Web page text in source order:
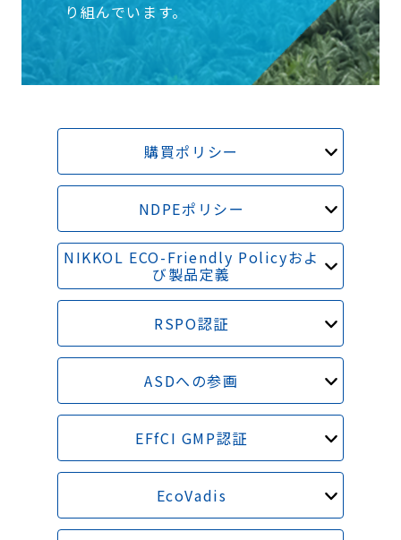
り組んでいます。
購買ポリシー
NDPEポリシー
NIKKOL ECO-Friendly Policyおよ
び製品定義
RSPO認証
ASDへの参画
EFfCI GMP認証
EcoVadis